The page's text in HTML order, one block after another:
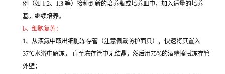
例（如 1:2、1:3 等）接种到新的培养瓶或培养皿中，加入适量的培养
基，继续培养。
b、细胞复苏：
1、从液氮中取出细胞冻存管（注意佩戴防护面具），快速将其置入
37℃水浴中解冻， 直至冻存管中无结晶，然后用75%的酒精擦拭冻存管
外壁；